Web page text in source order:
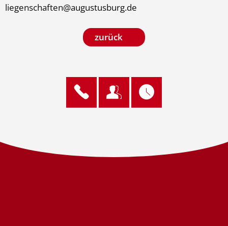
liegenschaften@augustusburg.de
zurück